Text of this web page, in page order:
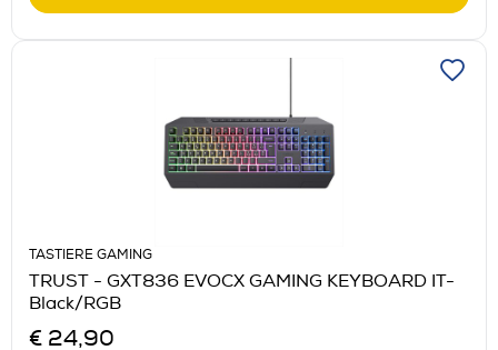
TASTIERE GAMING
TRUST - GXT836 EVOCX GAMING KEYBOARD IT-
Black/RGB
€ 24,90